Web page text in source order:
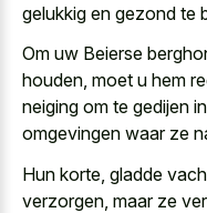
gelukkig en gezond te
Om uw Beierse
houden, moet u hem
neiging om te gedijen
omgevingen waar ze
Hun korte, gladde
verzorgen, maar ze